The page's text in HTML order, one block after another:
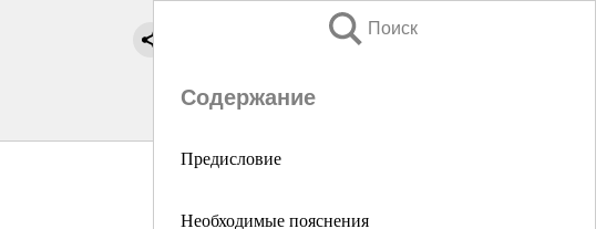
Поиск
Содержание
Предисловие
Необходимые пояснения